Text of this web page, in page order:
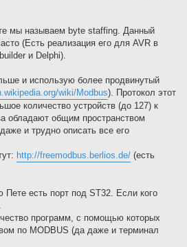
мы называем byte staffing. Данный
(Есть реализация его для AVR в
и Delphi).
и использую более продвинутый
wiki/Modbus). Протокол этот
количество устройств (до 127) к
обладают общим пространством
и трудно описать все его
http://freemodbus.berlios.de/ (есть
есть порт под ST32. Если кого
программ, с помощью которых
по MODBUS (да даже и терминал